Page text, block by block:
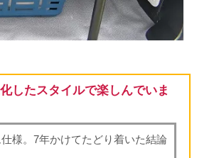
したスタイルで楽しんでいま
様。7年かけてたどり着いた結論